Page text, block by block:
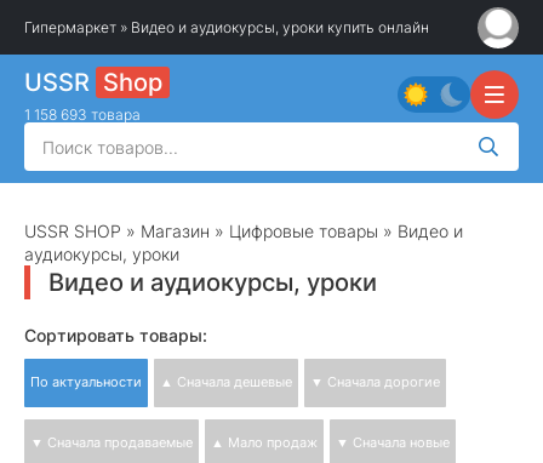
Гипермаркет » Видео и аудиокурсы, уроки купить онлайн
USSR Shop
1 158 693 товара
USSR SHOP » Магазин » Цифровые товары » Видео и
аудиокурсы, уроки
Видео и аудиокурсы, уроки
Сортировать товары:
По актуальности ▲ Сначала дешевые ▼ Сначала дорогие
▼ Сначала продаваемые ▲ Мало продаж ▼ Сначала новые